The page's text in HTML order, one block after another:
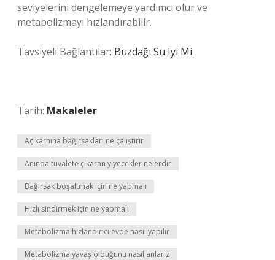
seviyelerini dengelemeye yardımcı olur ve
metabolizmayı hızlandırabilir.
Tavsiyeli Bağlantılar: Buzdağı Su Iyi Mi
Tarih: Makaleler
Aç karnına bağırsakları ne çalıştırır
Anında tuvalete çıkaran yiyecekler nelerdir
Bağırsak boşaltmak için ne yapmalı
Hızlı sindirmek için ne yapmalı
Metabolizma hızlandırıcı evde nasıl yapılır
Metabolizma yavaş olduğunu nasıl anlarız